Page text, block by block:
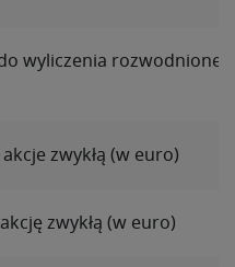
wyliczenia
zwykłą (w euro)
zwykłą (w euro)